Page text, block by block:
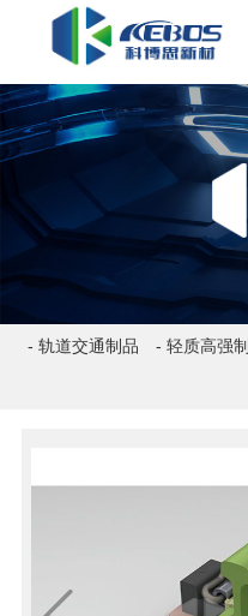
- 轨道交通制品 - 轻质高强